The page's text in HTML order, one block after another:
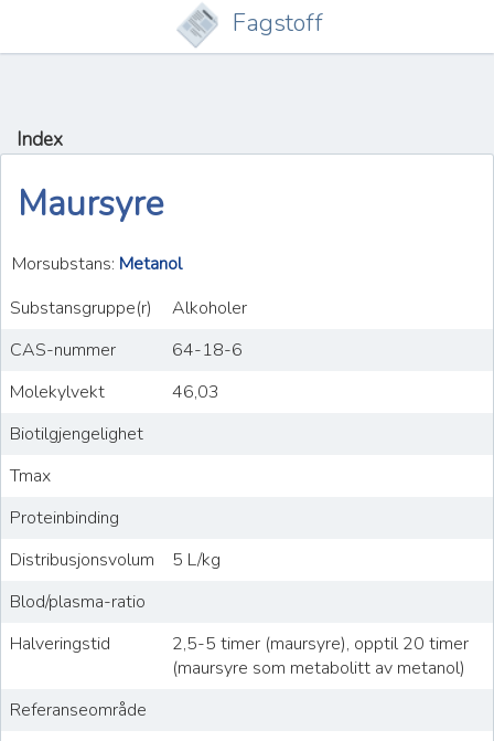
Fagstoff
Index
Maursyre
Morsubstans: Metanol
Substansgruppe(r)
Alkoholer
CAS-nummer
64-18-6
Molekylvekt
46,03
Biotilgjengelighet
Tmax
Proteinbinding
Distribusjonsvolum
5 L/kg
Blod/plasma-ratio
Halveringstid
2,5-5 timer (maursyre), opptil 20 timer
(maursyre som metabolitt av metanol)
Referanseområde